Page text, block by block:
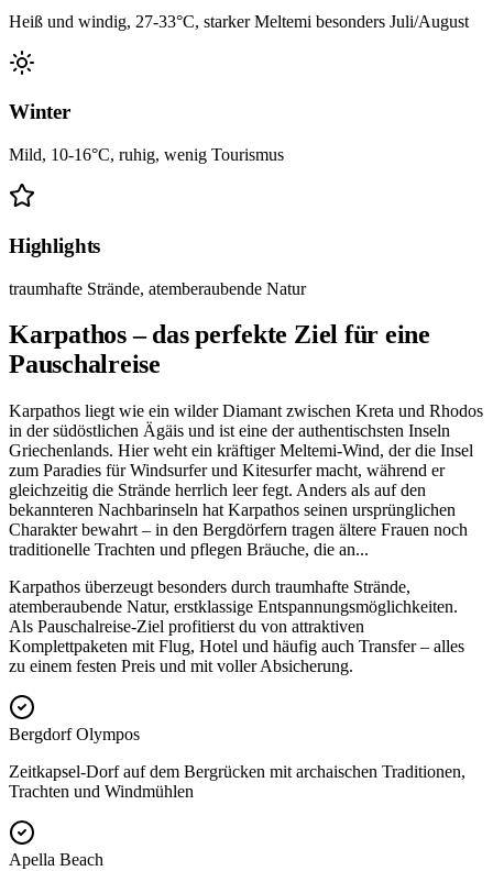
Heiß und windig, 27-33°C, starker Meltemi besonders Juli/August
Winter
Mild, 10-16°C, ruhig, wenig Tourismus
Highlights
traumhafte Strände, atemberaubende Natur
Karpathos – das perfekte Ziel für eine
Pauschalreise
Karpathos liegt wie ein wilder Diamant zwischen Kreta und Rhodos
in der südöstlichen Ägäis und ist eine der authentischsten Inseln
Griechenlands. Hier weht ein kräftiger Meltemi-Wind, der die Insel
zum Paradies für Windsurfer und Kitesurfer macht, während er
gleichzeitig die Strände herrlich leer fegt. Anders als auf den
bekannteren Nachbarinseln hat Karpathos seinen ursprünglichen
Charakter bewahrt – in den Bergdörfern tragen ältere Frauen noch
traditionelle Trachten und pflegen Bräuche, die an...
Karpathos überzeugt besonders durch traumhafte Strände,
atemberaubende Natur, erstklassige Entspannungsmöglichkeiten.
Als Pauschalreise-Ziel profitierst du von attraktiven
Komplettpaketen mit Flug, Hotel und häufig auch Transfer – alles
zu einem festen Preis und mit voller Absicherung.
Bergdorf Olympos
Zeitkapsel-Dorf auf dem Bergrücken mit archaischen Traditionen,
Trachten und Windmühlen
Apella Beach